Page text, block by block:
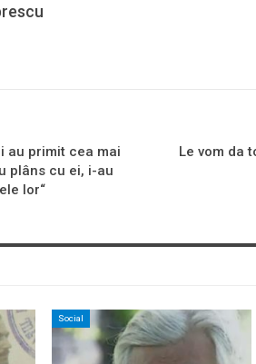
au primit cea mai
plâns cu ei, i-au
lor“
Le vom da
Social